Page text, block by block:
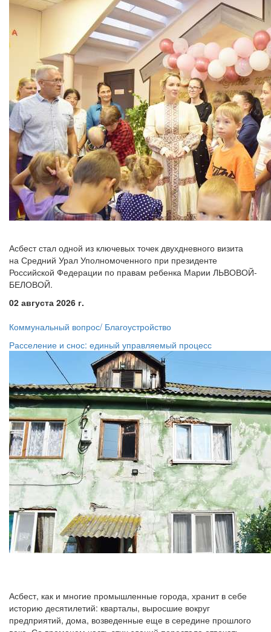
Асбест стал одной из ключевых точек двухдневного визита
на Средний Урал Уполномоченного при президенте
Российской Федерации по правам ребенка Марии ЛЬВОВОЙ-
БЕЛОВОЙ.
02 августа 2026 г.
Коммунальный вопрос/ Благоустройство
Расселение и снос: единый управляемый процесс
Асбест, как и многие промышленные города, хранит в себе
историю десятилетий: кварталы, выросшие вокруг
предприятий, дома, возведенные еще в середине прошлого